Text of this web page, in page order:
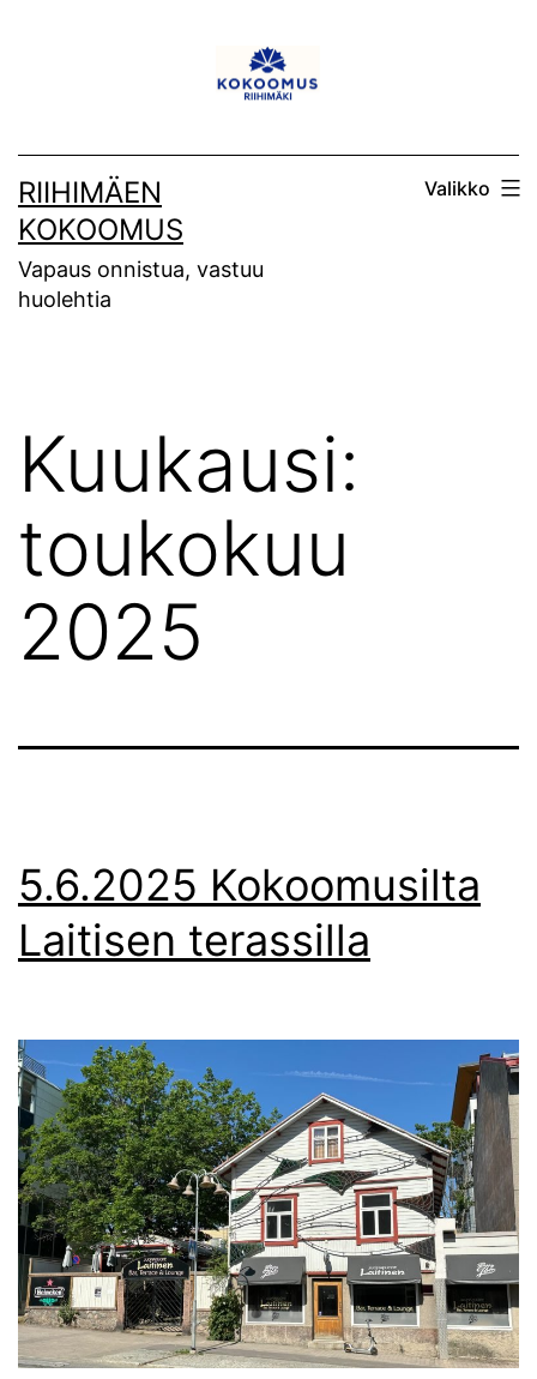
RIIHIMÄEN
KOKOOMUS
Vapaus onnistua, vastuu
huolehtia
Valikko
Kuukausi:
toukokuu
2025
5.6.2025 Kokoomusilta
Laitisen terassilla